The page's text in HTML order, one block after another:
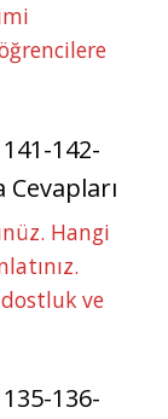
142-
Cevapları
Hangi
ve
136-